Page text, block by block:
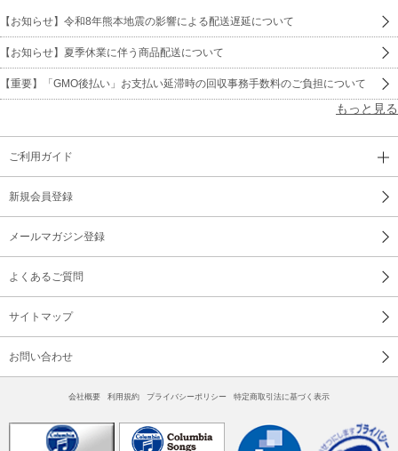
【お知らせ】令和8年熊本地震の影響による配送遅延について
【お知らせ】夏季休業に伴う商品配送について
【重要】「GMO後払い」お支払い延滞時の回収事務手数料のご負担について
もっと見る
ご利用ガイド
新規会員登録
メールマガジン登録
よくあるご質問
サイトマップ
お問い合わせ
会社概要 利用規約 プライバシーポリシー 特定商取引法に基づく表示